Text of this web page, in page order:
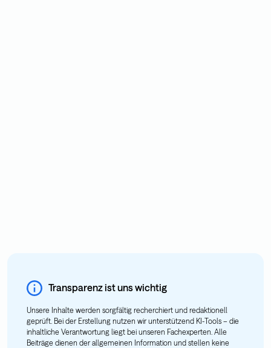
Transparenz ist uns wichtig
Unsere Inhalte werden sorgfältig recherchiert und redaktionell
geprüft. Bei der Erstellung nutzen wir unterstützend KI-Tools – die
inhaltliche Verantwortung liegt bei unseren Fachexperten. Alle
Beiträge dienen der allgemeinen Information und stellen keine